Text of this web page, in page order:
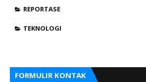
REPORTASE
TEKNOLOGI
FORMULIR KONTAK